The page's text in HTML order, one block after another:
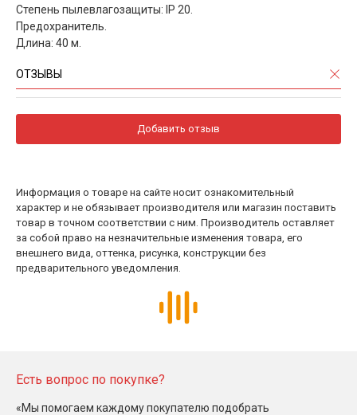
Степень пылевлагозащиты: IP 20.
Предохранитель.
Длина: 40 м.
ОТЗЫВЫ
Добавить отзыв
Информация о товаре на сайте носит ознакомительный
характер и не обязывает производителя или магазин поставить
товар в точном соответствии с ним. Производитель оставляет
за собой право на незначительные изменения товара, его
внешнего вида, оттенка, рисунка, конструкции без
предварительного уведомления.
Есть вопрос по покупке?
«Мы помогаем каждому покупателю подобрать